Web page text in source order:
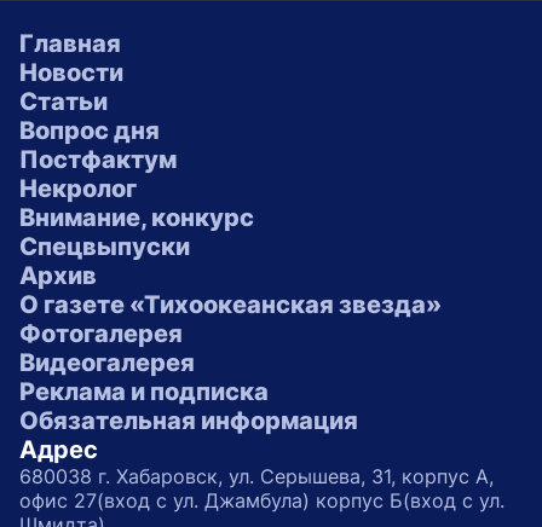
Главная
Новости
Статьи
Вопрос дня
Постфактум
Некролог
Внимание, конкурс
Спецвыпуски
Архив
О газете «Тихоокеанская звезда»
Фотогалерея
Видеогалерея
Реклама и подписка
Обязательная информация
Адрес
680038 г. Хабаровск, ул. Серышева, 31, корпус А,
офис 27(вход с ул. Джамбула) корпус Б(вход с ул.